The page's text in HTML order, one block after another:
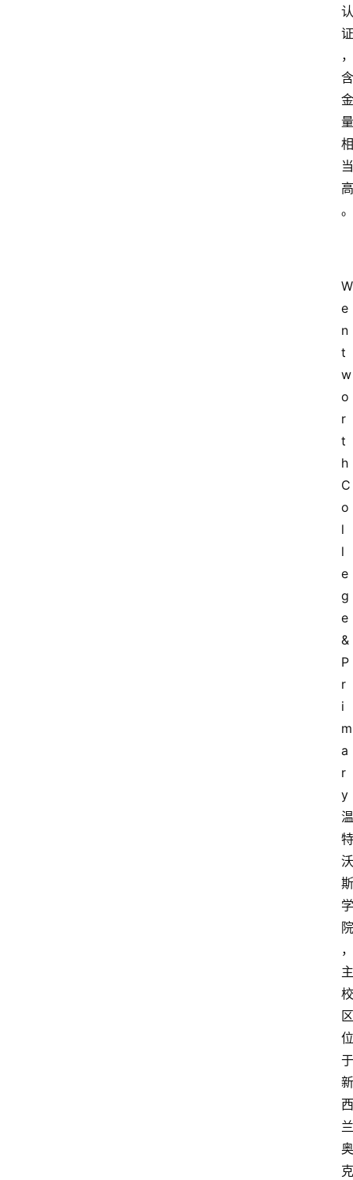
认
证
，
含
金
量
相
当
高
。
W
e
n
t
w
o
r
t
h
C
o
l
l
e
g
e
&
P
r
i
m
a
r
y
温
特
沃
斯
学
院
，
主
校
区
位
于
新
西
兰
奥
克